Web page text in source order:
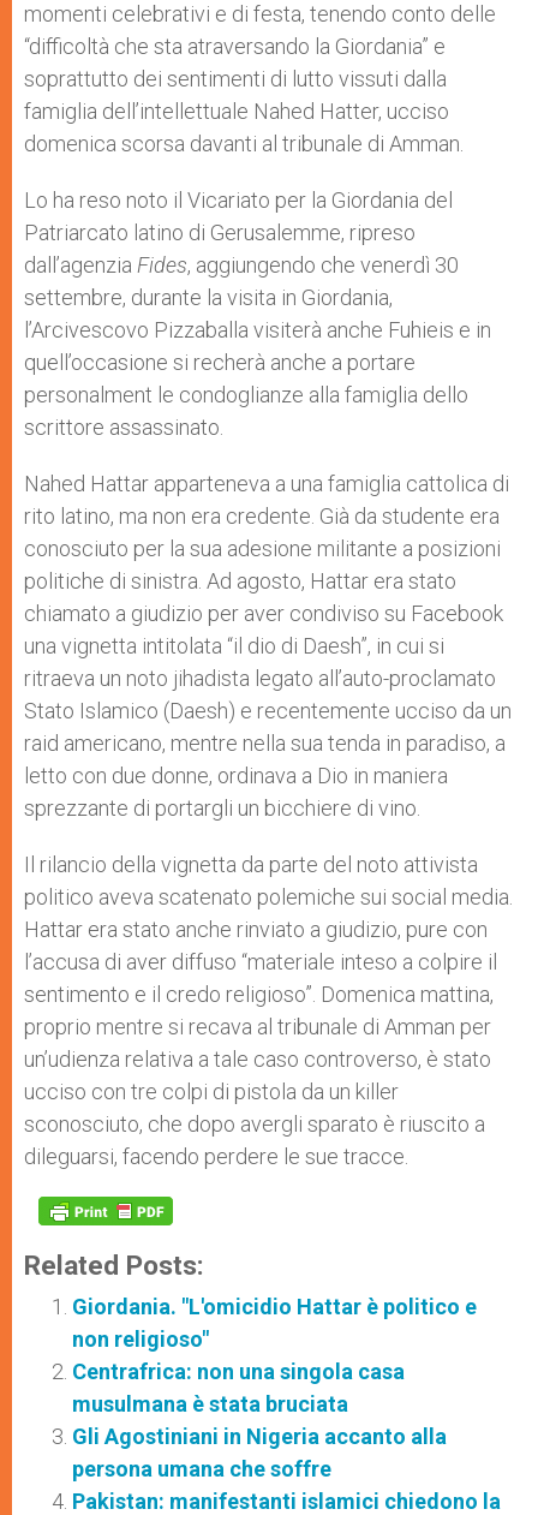
momenti celebrativi e di festa, tenendo conto delle
“difficoltà che sta atraversando la Giordania” e
soprattutto dei sentimenti di lutto vissuti dalla
famiglia dell’intellettuale Nahed Hatter, ucciso
domenica scorsa davanti al tribunale di Amman.
Lo ha reso noto il Vicariato per la Giordania del
Patriarcato latino di Gerusalemme, ripreso
dall’agenzia Fides, aggiungendo che venerdì 30
settembre, durante la visita in Giordania,
l’Arcivescovo Pizzaballa visiterà anche Fuhieis e in
quell’occasione si recherà anche a portare
personalment le condoglianze alla famiglia dello
scrittore assassinato.
Nahed Hattar apparteneva a una famiglia cattolica di
rito latino, ma non era credente. Già da studente era
conosciuto per la sua adesione militante a posizioni
politiche di sinistra. Ad agosto, Hattar era stato
chiamato a giudizio per aver condiviso su Facebook
una vignetta intitolata “il dio di Daesh”, in cui si
ritraeva un noto jihadista legato all’auto-proclamato
Stato Islamico (Daesh) e recentemente ucciso da un
raid americano, mentre nella sua tenda in paradiso, a
letto con due donne, ordinava a Dio in maniera
sprezzante di portargli un bicchiere di vino.
Il rilancio della vignetta da parte del noto attivista
politico aveva scatenato polemiche sui social media.
Hattar era stato anche rinviato a giudizio, pure con
l’accusa di aver diffuso “materiale inteso a colpire il
sentimento e il credo religioso”. Domenica mattina,
proprio mentre si recava al tribunale di Amman per
un’udienza relativa a tale caso controverso, è stato
ucciso con tre colpi di pistola da un killer
sconosciuto, che dopo avergli sparato è riuscito a
dileguarsi, facendo perdere le sue tracce.
Related Posts:
Giordania. "L'omicidio Hattar è politico e
non religioso"
Centrafrica: non una singola casa
musulmana è stata bruciata
Gli Agostiniani in Nigeria accanto alla
persona umana che soffre
Pakistan: manifestanti islamici chiedono la